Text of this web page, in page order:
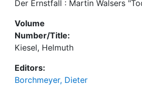
Der Ernstfall : Martin Walsers
Volume
Number/Title:
Kiesel, Helmuth
Editors:
Borchmeyer, Dieter